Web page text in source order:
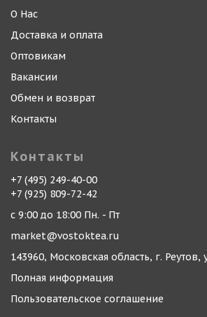
О Нас
Доставка и оплата
Оптовикам
Вакансии
Обмен и возврат
Контакты
Контакты
+7 (495) 249-40-00
+7 (925) 809-72-42
с 9:00 до 18:00 Пн. - Пт
market@vostoktea.ru
143960, Московская область, г. Реутов,
Полная информация
Пользовательское соглашение